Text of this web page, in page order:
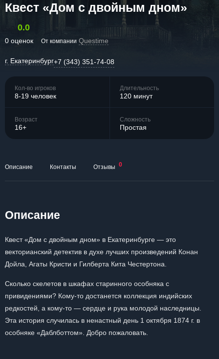
Квест «Дом с двойным дном»
0.0
0 оценок От компании Questime
г. Екатеринбург+7 (343) 351-74-08
Кол-во игроков
8-19 человек
Длительность
120 минут
Возраст
16+
Сложность
Простая
Описание Контакты Отзывы 0
Описание
Квест «Дом с двойным дном» в Екатеринбурге — это
векторианский детектив в духе лучших произведений Конан
Дойла, Агаты Кристи и Гилберта Кита Честертона.
Сколько скелетов в шкафах старинного особняка с
привидениями? Кому-то достанется коллекция индийских
редкостей, а кому-то — сердце и рука молодой наследницы.
Эта история случилась в ненастный день 1 октября 1874 г. в
особняке «Даблботтом». Добро пожаловать.